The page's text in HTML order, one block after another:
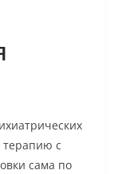
терапию с
сама по